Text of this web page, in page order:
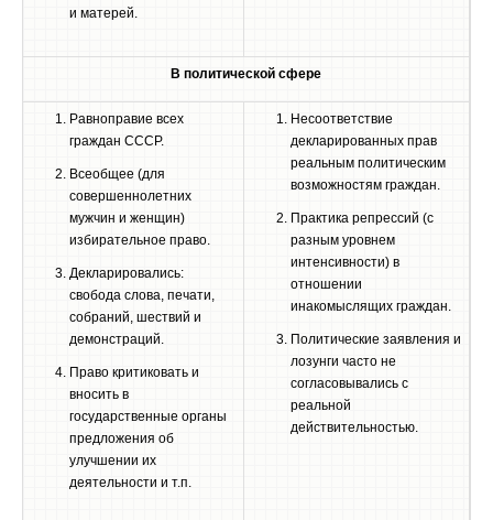
и матерей.
В политической сфере
Равноправие всех
граждан СССР.
Всеобщее (для
совершеннолетних
мужчин и женщин)
избирательное право.
Декларировались:
свобода слова, печати,
собраний, шествий и
демонстраций.
Право критиковать и
вносить в
государственные органы
предложения об
улучшении их
деятельности и т.п.
Несоответствие
декларированных прав
реальным политическим
возможностям граждан.
Практика репрессий (с
разным уровнем
интенсивности) в
отношении
инакомыслящих граждан.
Политические заявления и
лозунги часто не
согласовывались с
реальной
действительностью.